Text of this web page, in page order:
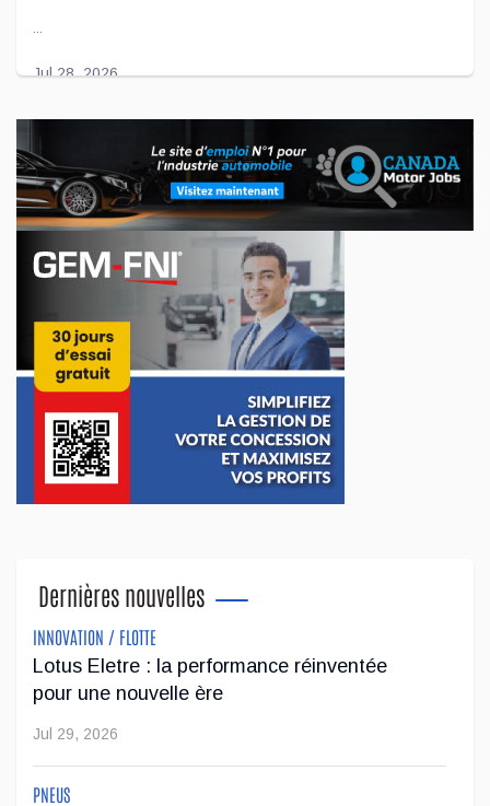
Jul 28, 2026
L'entente entre Toyota et Joby Aviation prend
de l'importance
Voilà déjà quelques années que le constructeur automobile
Toyota « flirte » avec l'américaine Joby Aviation afin de créer
des avions électriques.
Jul 27, 2026
BMW dévoile son nouveau VUS X5
Le constructeur allemand de voitures de luxe BMW vient de
Jul 24, 2026
Le régulateur Super Cruise avec remorquage
maintenant disponible sur 19 véhicules GM
L'impressionnante technologie de conduite mains libres
disponible sur 19 véhicules de la marque.
Dernières nouvelles
INNOVATION / FLOTTE
Lotus Eletre : la performance réinventée
pour une nouvelle ère
Jul 29, 2026
PNEUS